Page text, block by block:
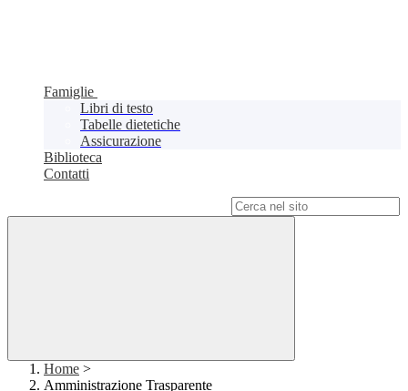
Famiglie
Libri di testo
Tabelle dietetiche
Assicurazione
Biblioteca
Contatti
Home >
Amministrazione Trasparente